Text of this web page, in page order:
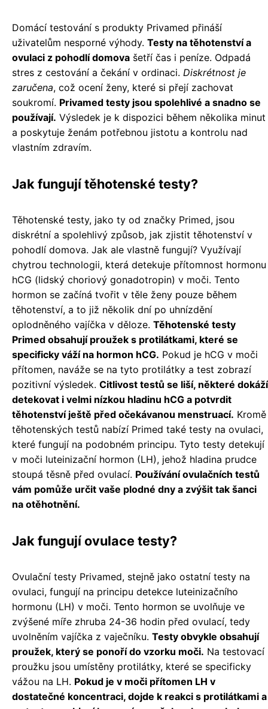
Domácí testování s produkty Privamed přináší
uživatelům nesporné výhody. Testy na těhotenství a
ovulaci z pohodlí domova šetří čas i peníze. Odpadá
stres z cestování a čekání v ordinaci. Diskrétnost je
zaručena, což ocení ženy, které si přejí zachovat
soukromí. Privamed testy jsou spolehlivé a snadno se
používají. Výsledek je k dispozici během několika minut
a poskytuje ženám potřebnou jistotu a kontrolu nad
vlastním zdravím.
Jak fungují těhotenské testy?
Těhotenské testy, jako ty od značky Primed, jsou
diskrétní a spolehlivý způsob, jak zjistit těhotenství v
pohodlí domova. Jak ale vlastně fungují? Využívají
chytrou technologii, která detekuje přítomnost hormonu
hCG (lidský choriový gonadotropin) v moči. Tento
hormon se začíná tvořit v těle ženy pouze během
těhotenství, a to již několik dní po uhnízdění
oplodněného vajíčka v děloze. Těhotenské testy
Primed obsahují proužek s protilátkami, které se
specificky váží na hormon hCG. Pokud je hCG v moči
přítomen, naváže se na tyto protilátky a test zobrazí
pozitivní výsledek. Citlivost testů se liší, některé dokáží
detekovat i velmi nízkou hladinu hCG a potvrdit
těhotenství ještě před očekávanou menstruací. Kromě
těhotenských testů nabízí Primed také testy na ovulaci,
které fungují na podobném principu. Tyto testy detekují
v moči luteinizační hormon (LH), jehož hladina prudce
stoupá těsně před ovulací. Používání ovulačních testů
vám pomůže určit vaše plodné dny a zvýšit tak šanci
na otěhotnění.
Jak fungují ovulace testy?
Ovulační testy Privamed, stejně jako ostatní testy na
ovulaci, fungují na principu detekce luteinizačního
hormonu (LH) v moči. Tento hormon se uvolňuje ve
zvýšené míře zhruba 24-36 hodin před ovulací, tedy
uvolněním vajíčka z vaječníku. Testy obvykle obsahují
proužek, který se ponoří do vzorku moči. Na testovací
proužku jsou umístěny protilátky, které se specificky
vážou na LH. Pokud je v moči přítomen LH v
dostatečné koncentraci, dojde k reakci s protilátkami a